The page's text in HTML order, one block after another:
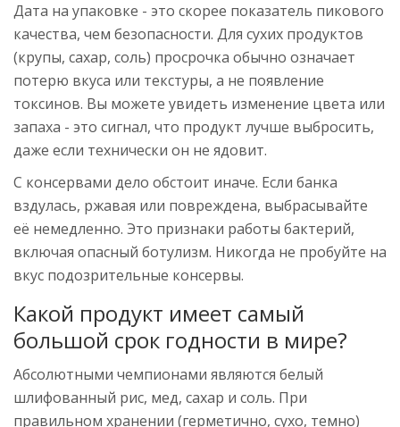
Дата на упаковке - это скорее показатель пикового
качества, чем безопасности. Для сухих продуктов
(крупы, сахар, соль) просрочка обычно означает
потерю вкуса или текстуры, а не появление
токсинов. Вы можете увидеть изменение цвета или
запаха - это сигнал, что продукт лучше выбросить,
даже если технически он не ядовит.
С консервами дело обстоит иначе. Если банка
вздулась, ржавая или повреждена, выбрасывайте
её немедленно. Это признаки работы бактерий,
включая опасный ботулизм. Никогда не пробуйте на
вкус подозрительные консервы.
Какой продукт имеет самый
большой срок годности в мире?
Абсолютными чемпионами являются белый
шлифованный рис, мед, сахар и соль. При
правильном хранении (герметично, сухо, темно)